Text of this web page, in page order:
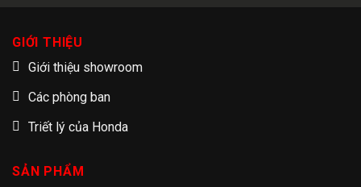
GIỚI THIỆU
Giới thiệu showroom
Các phòng ban
Triết lý của Honda
SẢN PHẨM